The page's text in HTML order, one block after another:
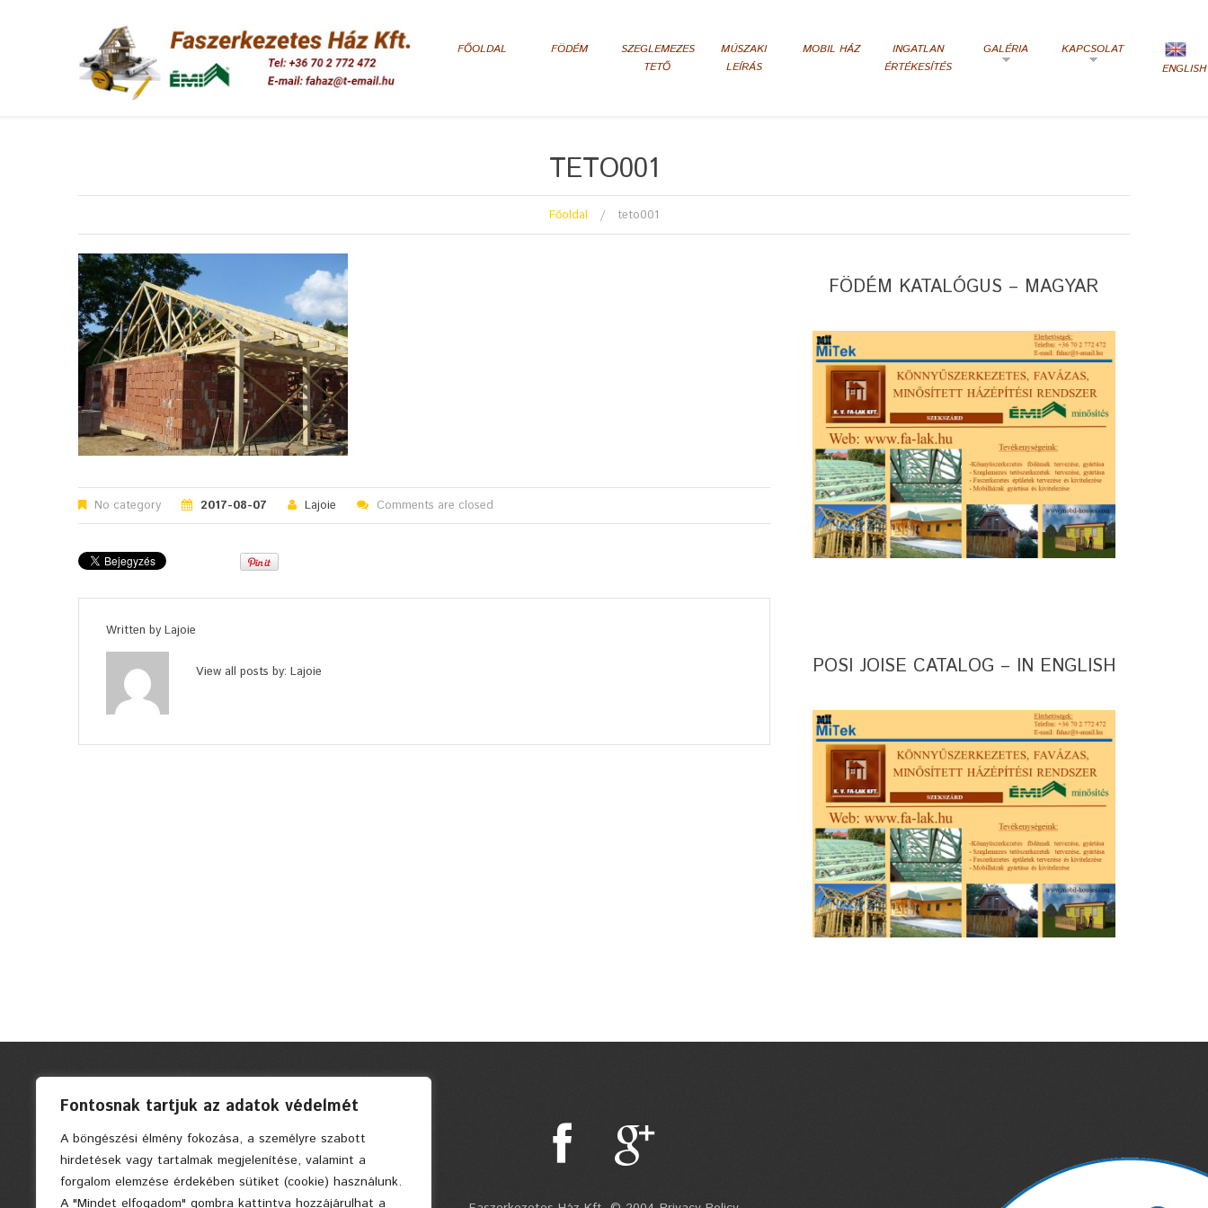
Fontosnak tartjuk az adatok védelmét
A böngészési élmény fokozása, a személyre szabott
hirdetések vagy tartalmak megjelenítése, valamint a
forgalom elemzése érdekében sütiket (cookie) használunk.
A "Mindet elfogadom" gombra kattintva hozzájárulhat a
FŐOLDAL FÖDÉM
SZEGLEMEZES
TETŐ
MÚSZAKI
LEÍRÁS
MOBIL HÁZ
INGATLAN
ÉRTÉKESÍTÉS
GALÉRIA
KAPCSOLAT
ENGLISH
TETO001
Főoldal teto001
No category 2017-08-07 Lajoie Comments are closed
Written by Lajoie
View all posts by: Lajoie
FÖDÉM KATALÓGUS – MAGYAR
POSI JOISE CATALOG – IN ENGLISH